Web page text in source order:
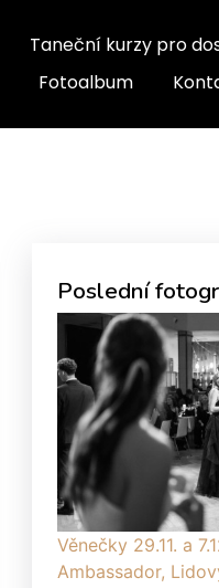
Taneční kurzy pro
Fotoalbum
Poslední
Věnečky 29.11. a
Ambassador,